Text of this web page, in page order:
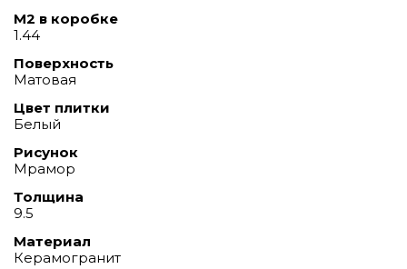
М2 в коробке
1.44
Поверхность
Матовая
Цвет плитки
Белый
Рисунок
Мрамор
Толщина
9.5
Материал
Керамогранит